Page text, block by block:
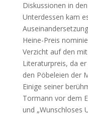
Diskussionen in
Unterdessen kam
Heine-Preis
Verzicht auf den
Literaturpreis, da
den Pöbeleien der
Einige seiner
Tormann vor dem
und „Wunschloses